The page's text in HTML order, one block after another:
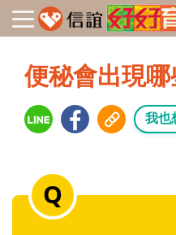
便秘會出現哪
我也